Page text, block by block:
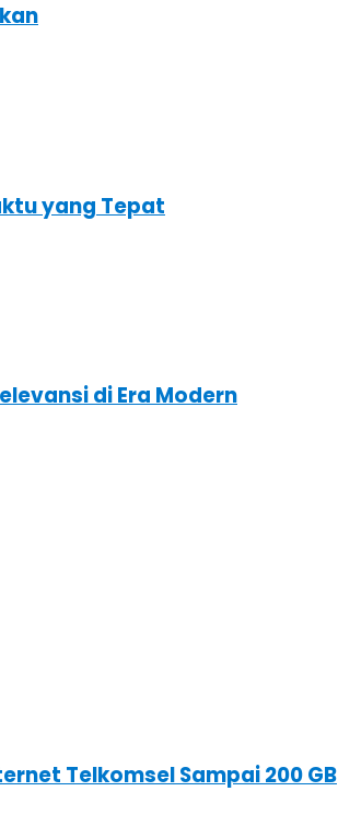
yang Tepat
di Era Modern
Telkomsel Sampai 200 GB